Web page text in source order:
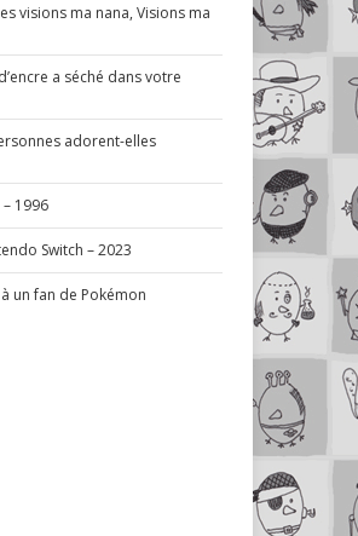
visions ma nana, Visions ma
a séché dans votre
adorent-elles
– 1996
Switch – 2023
un fan de Pokémon